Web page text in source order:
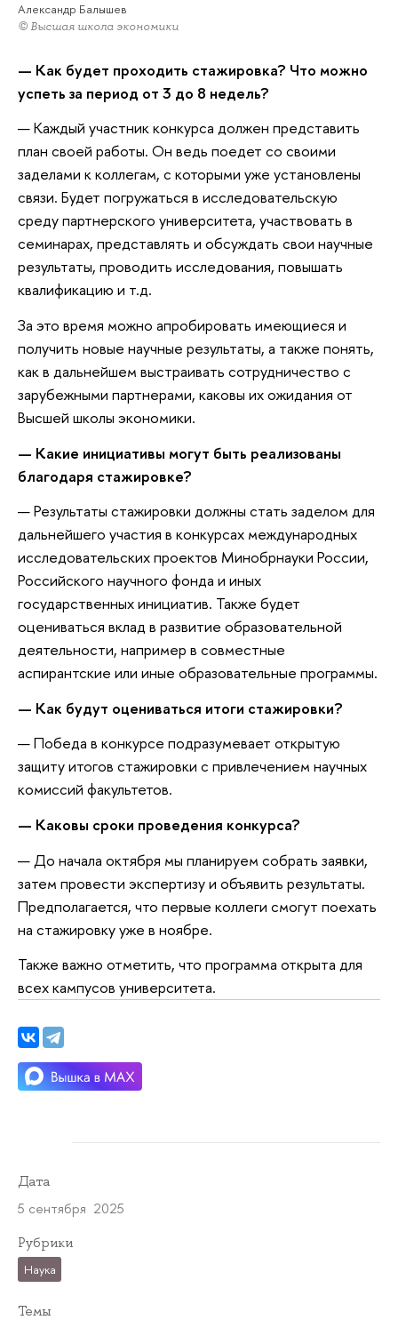
Александр Балышев
© Высшая школа экономики
— Как будет проходить стажировка? Что можно
успеть за период от 3 до 8 недель?
— Каждый участник конкурса должен представить
план своей работы. Он ведь поедет со своими
заделами к коллегам, с которыми уже установлены
связи. Будет погружаться в исследовательскую
среду партнерского университета, участвовать в
семинарах, представлять и обсуждать свои научные
результаты, проводить исследования, повышать
квалификацию и т.д.
За это время можно апробировать имеющиеся и
получить новые научные результаты, а также понять,
как в дальнейшем выстраивать сотрудничество с
зарубежными партнерами, каковы их ожидания от
Высшей школы экономики.
— Какие инициативы могут быть реализованы
благодаря стажировке?
— Результаты стажировки должны стать заделом для
дальнейшего участия в конкурсах международных
исследовательских проектов Минобрнауки России,
Российского научного фонда и иных
государственных инициатив. Также будет
оцениваться вклад в развитие образовательной
деятельности, например в совместные
аспирантские или иные образовательные программы.
— Как будут оцениваться итоги стажировки?
— Победа в конкурсе подразумевает открытую
защиту итогов стажировки с привлечением научных
комиссий факультетов.
— Каковы сроки проведения конкурса?
— До начала октября мы планируем собрать заявки,
затем провести экспертизу и объявить результаты.
Предполагается, что первые коллеги смогут поехать
на стажировку уже в ноябре.
Также важно отметить, что программа открыта для
всех кампусов университета.
Дата
5 сентября 2025
Рубрики
Наука
Темы